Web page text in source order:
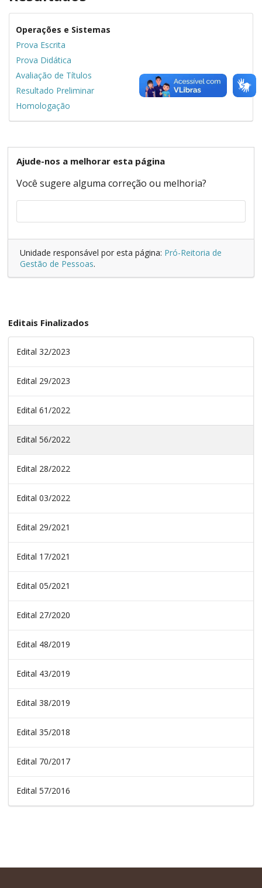
Operações e Sistemas
Prova Escrita
Prova Didática
Avaliação de Títulos
Resultado Preliminar
Homologação
Ajude-nos a melhorar esta página
Você sugere alguma correção ou melhoria?
Unidade responsável por esta página: Pró-Reitoria de
Gestão de Pessoas.
Editais Finalizados
Edital 32/2023
Edital 29/2023
Edital 61/2022
Edital 56/2022
Edital 28/2022
Edital 03/2022
Edital 29/2021
Edital 17/2021
Edital 05/2021
Edital 27/2020
Edital 48/2019
Edital 43/2019
Edital 38/2019
Edital 35/2018
Edital 70/2017
Edital 57/2016